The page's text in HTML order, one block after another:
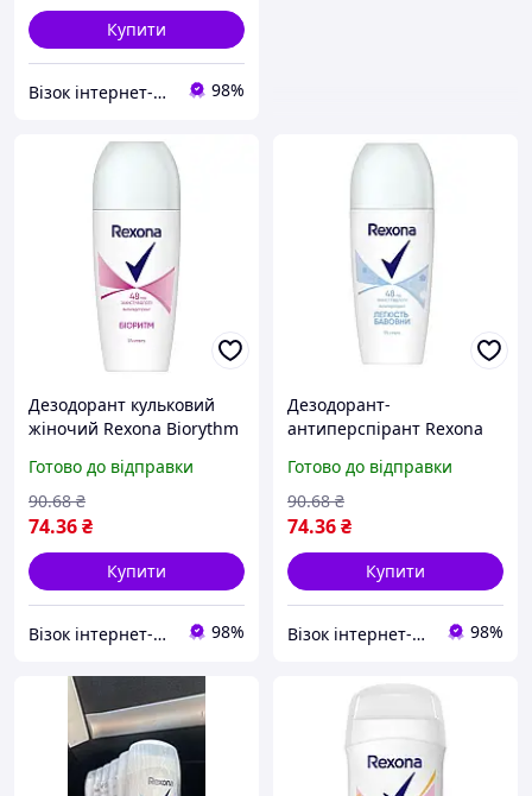
Купити
Візок інтернет-магазин 98%
Дезодорант кульковий
жіночий Rexona Biorythm
Готово до відправки
74.36₴
90.68 ₴
Купити
Візок інтернет-магазин 98%
Дезодорант-
антиперспірант Rexona
(59099314)
Готово до відправки
74.36₴
90.68 ₴
Купити
Візок інтернет-магазин 98%